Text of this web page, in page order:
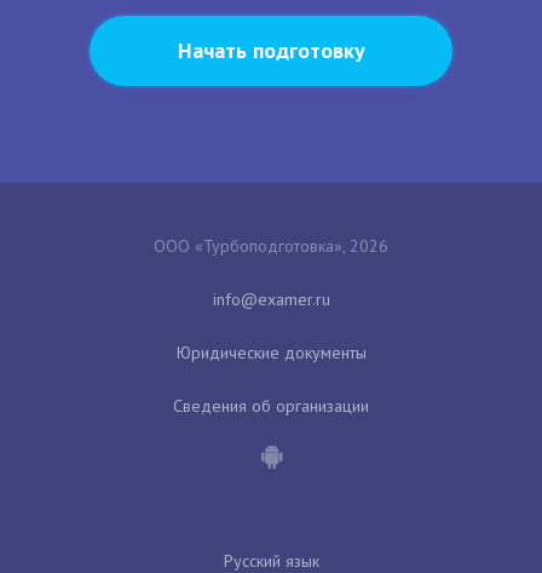
Начать подготовку
ООО «Турбоподготовка», 2026
Юридические документы
Сведения об организации
Русский язык